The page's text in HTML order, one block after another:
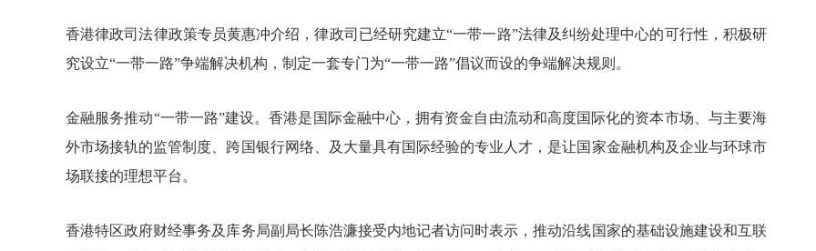
香港律政司法律政策专员黄惠冲介绍，律政司已经研究建立“一带一路”法律及纠纷处理中心的可行性，积极研
究设立“一带一路”争端解决机构，制定一套专门为“一带一路”倡议而设的争端解决规则。
金融服务推动“一带一路”建设。香港是国际金融中心，拥有资金自由流动和高度国际化的资本市场、与主要海
外市场接轨的监管制度、跨国银行网络、及大量具有国际经验的专业人才，是让国家金融机构及企业与环球市
场联接的理想平台。
香港特区政府财经事务及库务局副局长陈浩濂接受内地记者访问时表示，推动沿线国家的基础设施建设和互联